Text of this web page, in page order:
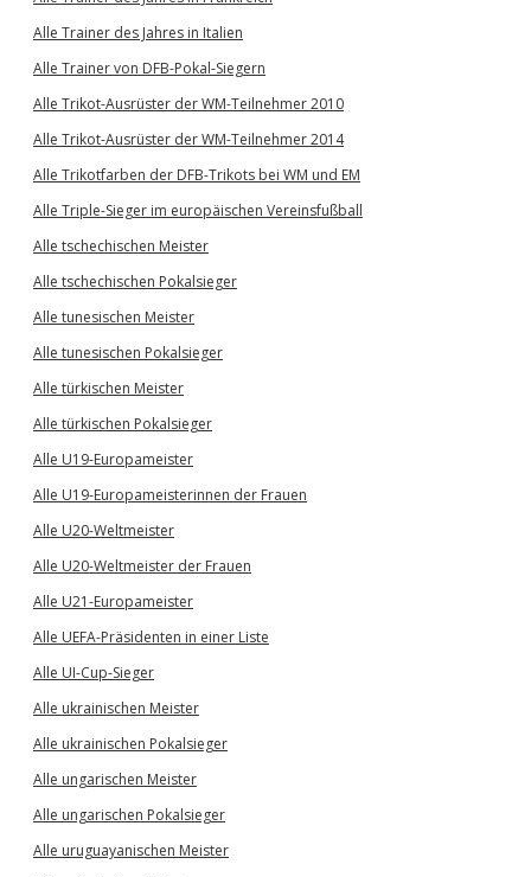
Alle Trainer des Jahres in Italien
Alle Trainer von DFB-Pokal-Siegern
Alle Trikot-Ausrüster der WM-Teilnehmer 2010
Alle Trikot-Ausrüster der WM-Teilnehmer 2014
Alle Trikotfarben der DFB-Trikots bei WM und EM
Alle Triple-Sieger im europäischen Vereinsfußball
Alle tschechischen Meister
Alle tschechischen Pokalsieger
Alle tunesischen Meister
Alle tunesischen Pokalsieger
Alle türkischen Meister
Alle türkischen Pokalsieger
Alle U19-Europameister
Alle U19-Europameisterinnen der Frauen
Alle U20-Weltmeister
Alle U20-Weltmeister der Frauen
Alle U21-Europameister
Alle UEFA-Präsidenten in einer Liste
Alle UI-Cup-Sieger
Alle ukrainischen Meister
Alle ukrainischen Pokalsieger
Alle ungarischen Meister
Alle ungarischen Pokalsieger
Alle uruguayanischen Meister